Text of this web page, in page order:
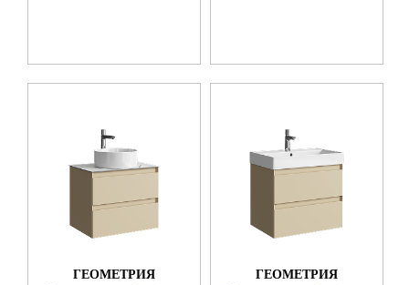
ГЕОМЕТРИЯ ГЕОМЕТРИЯ